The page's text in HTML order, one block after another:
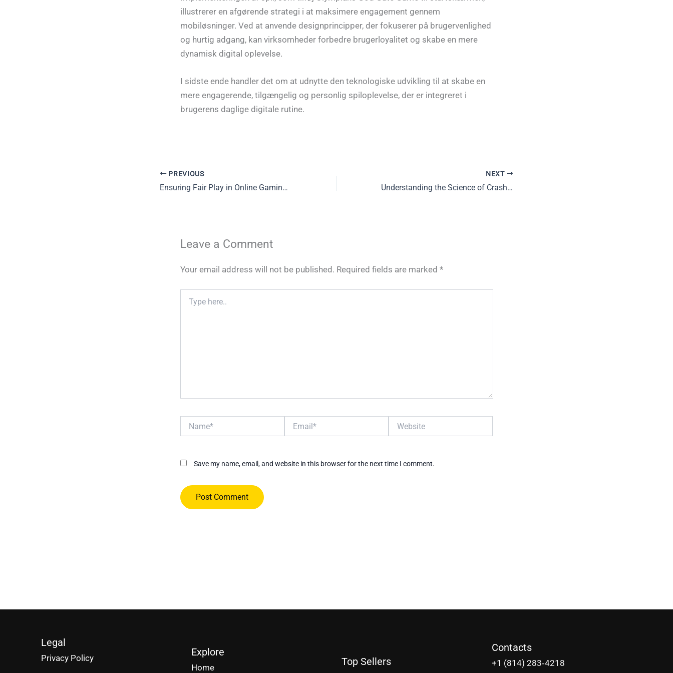
illustrerer en afgørende strategi i at maksimere engagement gennem
mobiløsninger. Ved at anvende designprincipper, der fokuserer på brugervenlighed
og hurtig adgang, kan virksomheder forbedre brugerloyalitet og skabe en mere
dynamisk digital oplevelse.
I sidste ende handler det om at udnytte den teknologiske udvikling til at skabe en
mere engagerende, tilgængelig og personlig spiloplevelse, der er integreret i
brugerens daglige digitale rutine.
PREVIOUS
Ensuring Fair Play in Online Gaming: The Role of Regulatory Certifications and RNG Audits
NEXT
Understanding the Science of Crash Mechanics in Aviation Safety
Leave a Comment
Your email address will not be published. Required fields are marked *
here..
Save my name, email, and website in this browser for the next time I comment.
Legal
Privacy Policy
Explore
Home Top Sellers
Contacts
‪+1 (814) 283‑4218